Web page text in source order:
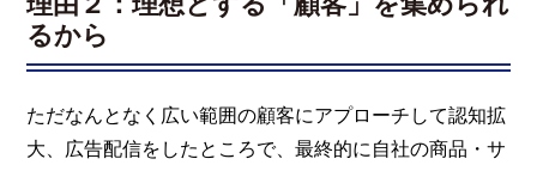
るから
ただなんとなく広い範囲の顧客にアプローチして認知拡
大、広告配信をしたところで、最終的に自社の商品・サ